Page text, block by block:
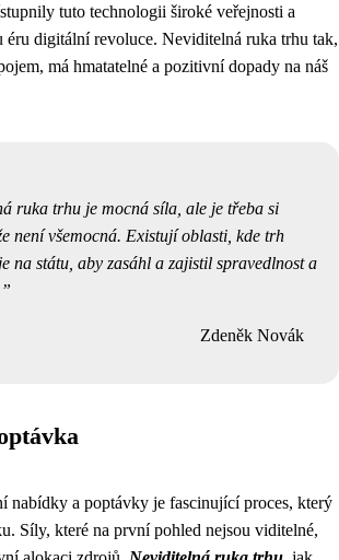
tuto technologii široké veřejnosti a
éru digitální revoluce. Neviditelná ruka trhu tak,
má hmatatelné a pozitivní dopady na náš
ruka trhu je mocná síla, ale je třeba si
není všemocná. Existují oblasti, kde trh
na státu, aby zasáhl a zajistil spravedlnost a
Zdeněk Novák
nabídky a poptávky je fascinující proces, který
Síly, které na první pohled nejsou viditelné,